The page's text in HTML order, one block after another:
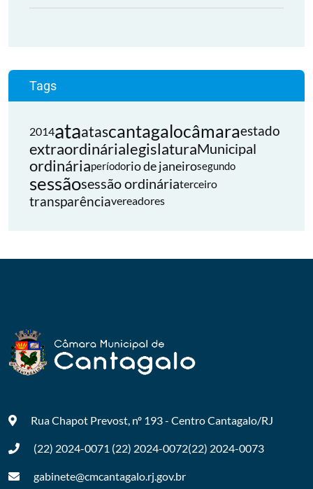
Tags
2014ataatascantagalocâmaraestado
extraordinárialegislaturaMunicipal
ordináriaperíodorio de janeirosegundo
sessãosessão ordináriaterceiro
transparênciavereadores
Rua Chapot Prevost, nº 193 - CentroCantagalo/RJ
(22) 2024-0071 (22) 2024-0072(22) 2024-0073
gabinete@cmcantagalo.rj.gov.br